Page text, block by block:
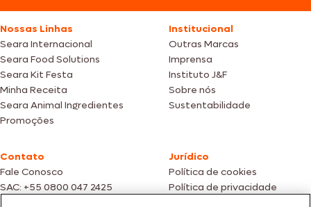
Nossas Linhas
Seara Internacional
Seara Food Solutions
Seara Kit Festa
Minha Receita
Seara Animal Ingredientes
Promoções
Institucional
Outras Marcas
Imprensa
Instituto J&F
Sobre nós
Sustentabilidade
Contato
Fale Conosco
SAC: +55 0800 047 2425
Jurídico
Política de cookies
Política de privacidade